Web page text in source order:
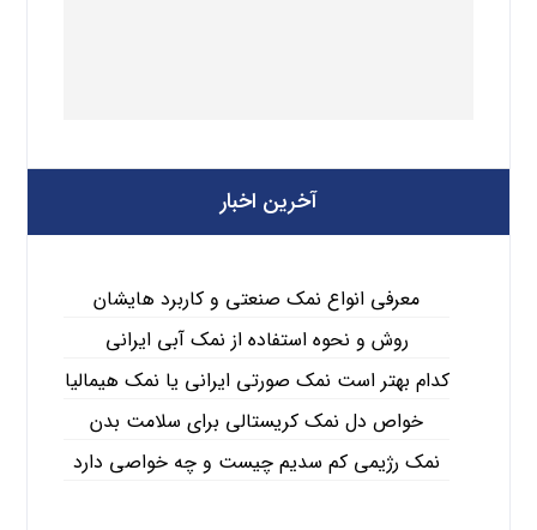
آخرین اخبار
معرفی انواع نمک صنعتی و کاربرد هایشان
روش و نحوه استفاده از نمک آبی ایرانی
کدام بهتر است نمک صورتی ایرانی یا نمک هیمالیا
خواص دل نمک کریستالی برای سلامت بدن
نمک رژیمی کم سدیم چیست و چه خواصی دارد